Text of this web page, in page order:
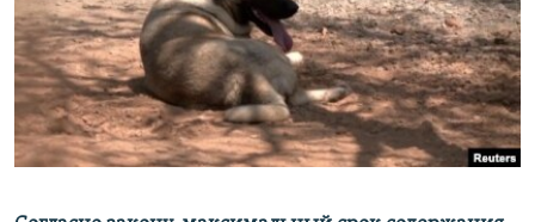
ПОДПИШИТЕСЬ НА РАССЫЛКУ
СОЦИАЛЬНЫЕ СЕТИ